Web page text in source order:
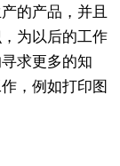
的产品，并且
为以后的工作
求更多的知
，例如打印图